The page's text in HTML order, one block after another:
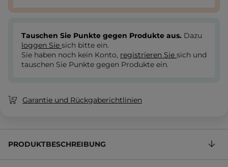
Tauschen Sie Punkte gegen Produkte aus. Dazu
loggen Sie sich bitte ein.
Sie haben noch kein Konto, registrieren Sie sich und
tauschen Sie Punkte gegen Produkte ein.
Garantie und Rückgaberichtlinien
PRODUKTBESCHREIBUNG